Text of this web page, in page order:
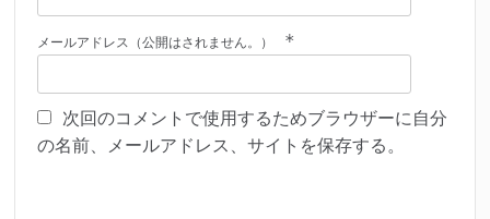
メールアドレス（公開はされません。） *
次回のコメントで使用するためブラウザーに自分
の名前、メールアドレス、サイトを保存する。